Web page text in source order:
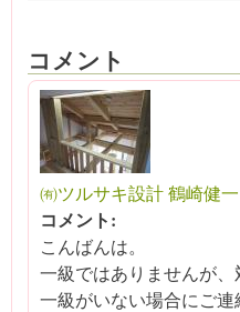
コメント
㈲ツルサキ設計 鶴崎健一
コメント:
こんばんは。
一級ではありませんが、
一級がいない場合にご連